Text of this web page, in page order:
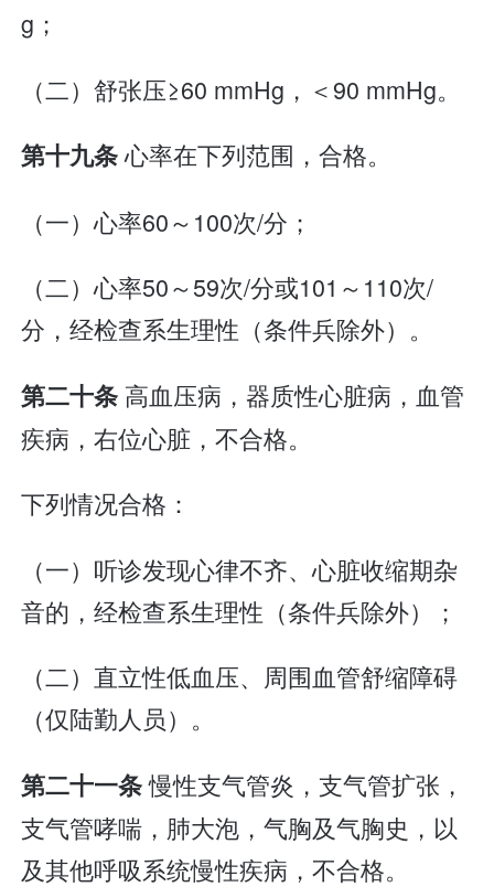
g；
（二）舒张压≥60 mmHg，＜90 mmHg。
第十九条心率在下列范围，合格。
（一）心率60～100次/分；
（二）心率50～59次/分或101～110次/
分，经检查系生理性（条件兵除外）。
第二十条 高血压病，器质性心脏病，血管
疾病，右位心脏，不合格。
下列情况合格：
（一）听诊发现心律不齐、心脏收缩期杂
音的，经检查系生理性（条件兵除外）；
（二）直立性低血压、周围血管舒缩障碍
（仅陆勤人员）。
第二十一条慢性支气管炎，支气管扩张，
支气管哮喘，肺大泡，气胸及气胸史，以
及其他呼吸系统慢性疾病，不合格。